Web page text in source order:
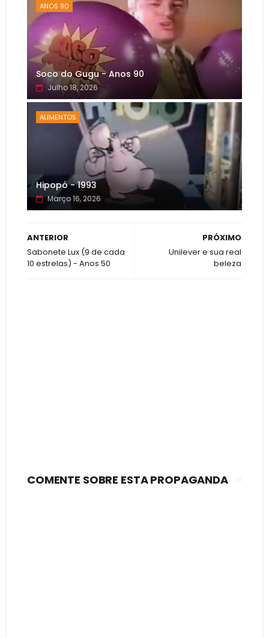
ANOS 90
Soco do Gugu - Anos 90
Julho 18, 2026
ALIMENTOS
Hipopó - 1993
Março 16, 2026
PRÓXIMO
Unilever e sua real
beleza
ANTERIOR
Sabonete Lux (9 de cada
10 estrelas) - Anos 50
COMENTE SOBRE ESTA PROPAGANDA